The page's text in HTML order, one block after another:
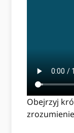
Obejrzyj